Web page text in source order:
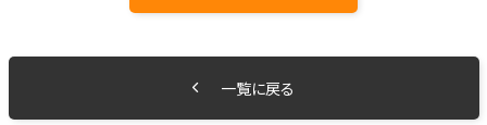
一覧に戻る